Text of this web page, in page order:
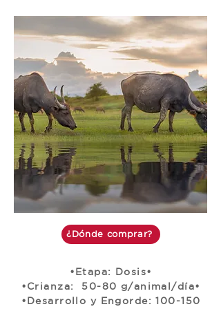
¿Dónde comprar?
•Etapa: Dosis•
•Crianza: 50-80 g/animal/día•
•Desarrollo y Engorde: 100-150